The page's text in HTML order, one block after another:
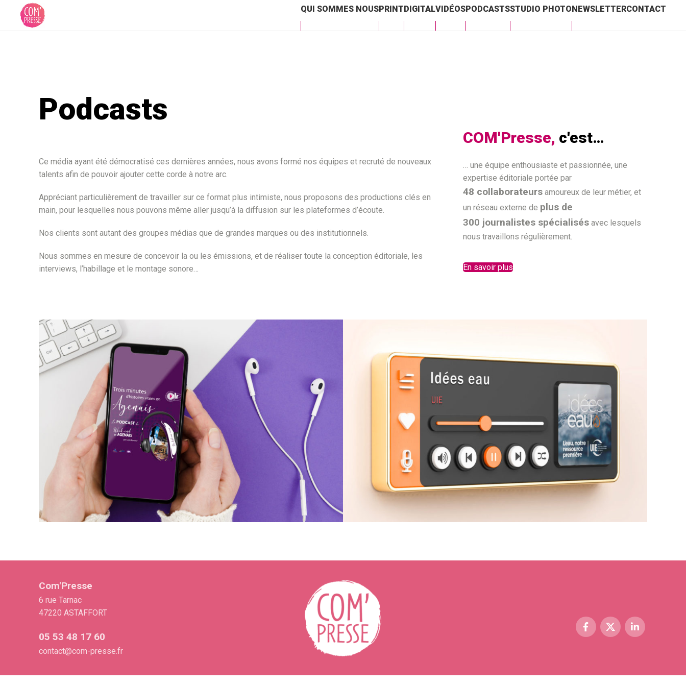
QUI SOMMES NOUSPRINTDIGITALVIDÉOSPODCASTSSTUDIO PHOTONEWSLETTERCONTACT
Podcasts
Ce média ayant été démocratisé ces dernières années, nous avons formé nos équipes et recruté de nouveaux
talents afin de pouvoir ajouter cette corde à notre arc.
Appréciant particulièrement de travailler sur ce format plus intimiste, nous proposons des productions clés en
main, pour lesquelles nous pouvons même aller jusqu’à la diffusion sur les plateformes d’écoute.
Nos clients sont autant des groupes médias que de grandes marques ou des institutionnels.
Nous sommes en mesure de concevoir la ou les émissions, et de réaliser toute la conception éditoriale, les
interviews, l’habillage et le montage sonore…
COM'Presse, c'est…
… une équipe enthousiaste et passionnée, une
expertise éditoriale portée par
48 collaborateurs amoureux de leur métier, et
un réseau externe de plus de
300 journalistes spécialisés avec lesquels
nous travaillons régulièrement.
En savoir plus
Com'Presse
6 rue Tarnac
47220 ASTAFFORT
05 53 48 17 60
contact@com-presse.fr